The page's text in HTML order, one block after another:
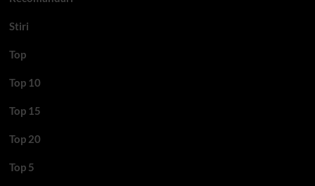
Stiri
Top
Top 10
Top 15
Top 20
Top 5